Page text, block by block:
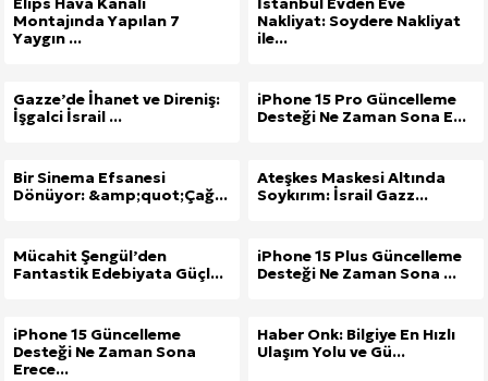
Montajında Yapılan 7
Yaygın ...
Nakliyat: Soydere Nakliyat
ile...
Gazze’de İhanet ve Direniş:
İşgalci İsrail ...
iPhone 15 Pro Güncelleme
Desteği Ne Zaman Sona E...
Bir Sinema Efsanesi
Dönüyor: &amp;quot;Çağ...
Ateşkes Maskesi Altında
Soykırım: İsrail Gazz...
Mücahit Şengül’den
Fantastik Edebiyata Güçl...
iPhone 15 Plus Güncelleme
Desteği Ne Zaman Sona ...
iPhone 15 Güncelleme
Desteği Ne Zaman Sona
Erece...
Haber Onk: Bilgiye En Hızlı
Ulaşım Yolu ve Gü...